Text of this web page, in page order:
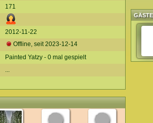
171
2012-11-22
Offline, seit2023-12-14
Painted Yatzy - 0 mal gespielt
...